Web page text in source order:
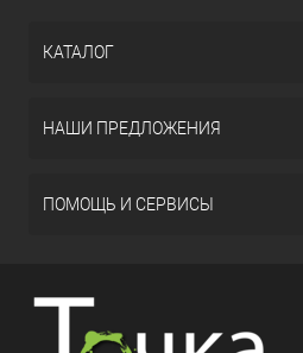
КАТАЛОГ
НАШИ ПРЕДЛОЖЕНИЯ
ПОМОЩЬ И СЕРВИСЫ